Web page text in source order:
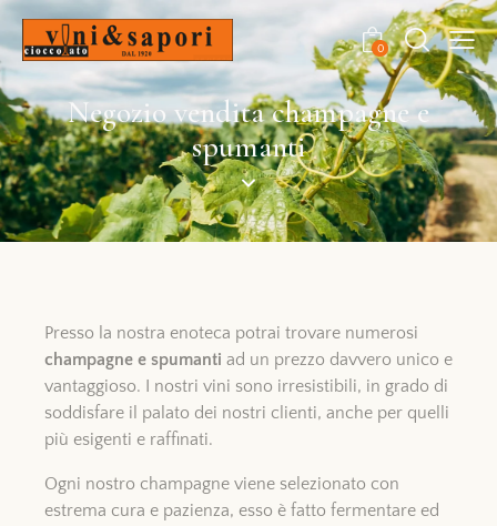
0
Negozio vendita champagne e
spumanti
Presso la nostra enoteca potrai trovare numerosi
champagne e spumanti ad un prezzo davvero unico e
vantaggioso. I nostri vini sono irresistibili, in grado di
soddisfare il palato dei nostri clienti, anche per quelli
più esigenti e raffinati.
Ogni nostro champagne viene selezionato con
estrema cura e pazienza, esso è fatto fermentare ed